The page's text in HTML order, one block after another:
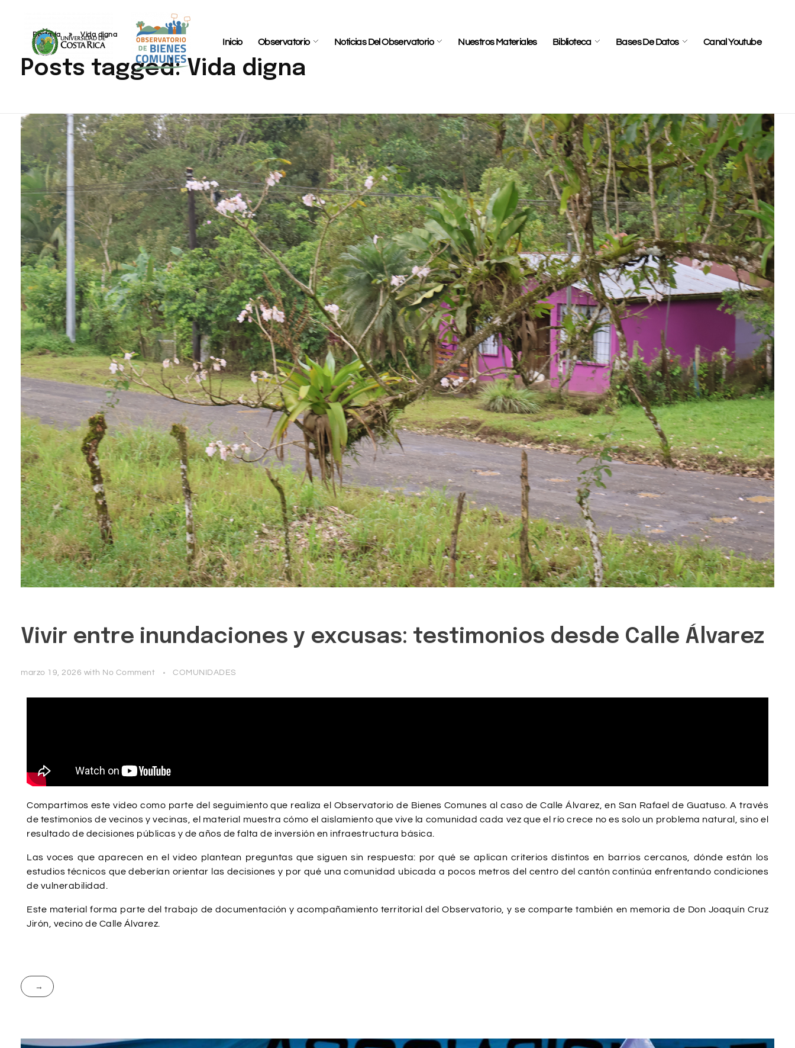
Inicio Observatorio Noticias Del Observatorio Nuestros Materiales Biblioteca Bases De Datos Canal Youtube
Portada » Vida digna
Posts tagged: Vida digna
Vivir entre inundaciones y excusas: testimonios desde Calle Álvarez
marzo 19, 2026 with No Comment COMUNIDADES
Compartimos este video como parte del seguimiento que realiza el Observatorio de Bienes Comunes al caso de Calle Álvarez, en San Rafael de Guatuso. A través
de testimonios de vecinos y vecinas, el material muestra cómo el aislamiento que vive la comunidad cada vez que el río crece no es solo un problema natural, sino el
resultado de decisiones públicas y de años de falta de inversión en infraestructura básica.
Las voces que aparecen en el video plantean preguntas que siguen sin respuesta: por qué se aplican criterios distintos en barrios cercanos, dónde están los
estudios técnicos que deberían orientar las decisiones y por qué una comunidad ubicada a pocos metros del centro del cantón continúa enfrentando condiciones
de vulnerabilidad.
Este material forma parte del trabajo de documentación y acompañamiento territorial del Observatorio, y se comparte también en memoria de Don Joaquín Cruz
Jirón, vecino de Calle Álvarez.